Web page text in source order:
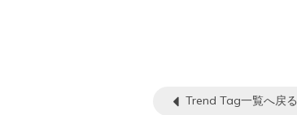
Trend Tag一覧へ戻る